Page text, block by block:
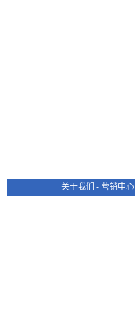
关于我们 - 营销中心